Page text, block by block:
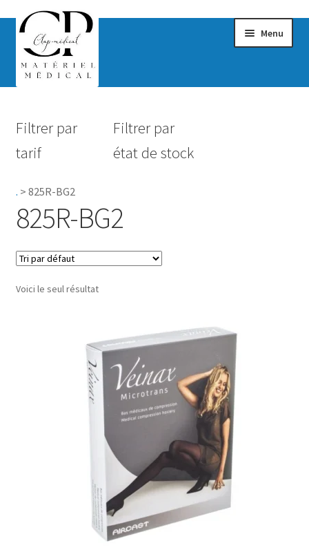
Menu
Hygiène
Accessoires Salle de bain
Filtrer par
tarif
Filtrer par
état de stock
. > 825R-BG2
825R-BG2
Voici le seul résultat